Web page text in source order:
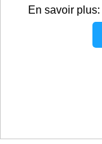
En savoir plus: